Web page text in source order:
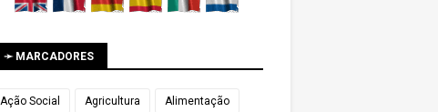
➛ MARCADORES
Ação Social Agricultura Alimentação